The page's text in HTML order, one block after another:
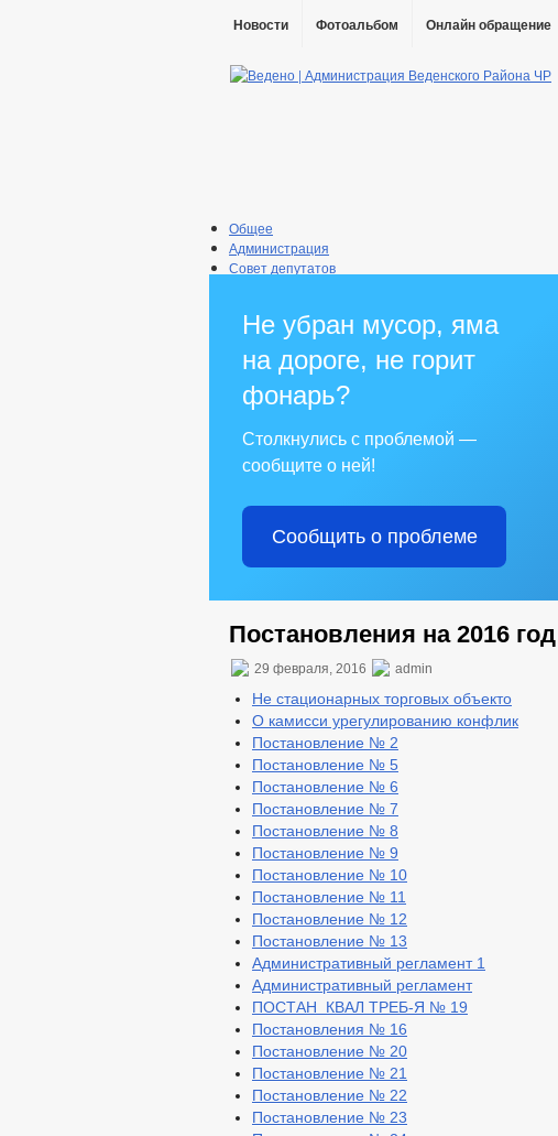
Новости Фотоальбом Онлайн обращение
Общее
Администрация
Совет депутатов
Бюджет
Прием граждан
Не убран мусор, яма
на дороге, не горит
фонарь?
Столкнулись с проблемой —
сообщите о ней!
Сообщить о проблеме
Постановления на 2016 год
29 февраля, 2016 admin
Не стационарных торговых объекто
О камисси урегулированию конфлик
Постановление № 2
Постановление № 5
Постановление № 6
Постановление № 7
Постановление № 8
Постановление № 9
Постановление № 10
Постановление № 11
Постановление № 12
Постановление № 13
Административный регламент 1
Административный регламент
ПОСТАН КВАЛ ТРЕБ-Я № 19
Постановления № 16
Постановление № 20
Постановление № 21
Постановление № 22
Постановление № 23